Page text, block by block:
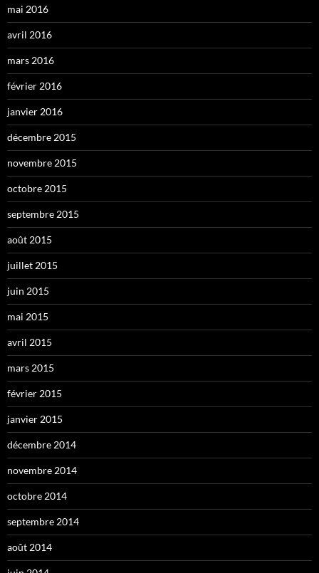
mai 2016
avril 2016
mars 2016
février 2016
janvier 2016
décembre 2015
novembre 2015
octobre 2015
septembre 2015
août 2015
juillet 2015
juin 2015
mai 2015
avril 2015
mars 2015
février 2015
janvier 2015
décembre 2014
novembre 2014
octobre 2014
septembre 2014
août 2014